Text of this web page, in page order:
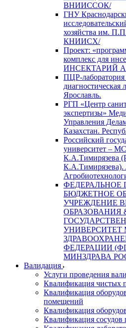
ВНИИССОК/
ГНУ
хозяйства им.
КНИИСХ/
Проект:
комплекс для
ИНСЕКТАРИЙ
ПЦР-
диагностическая
Ярославль.
РГП «Центр
экспертизы»
Управления
Казахстан.
Российский
университет –
К.А.Тимирязева
К.А.Тимирязева).
ФЕДЕРАЛЬНОЕ
БЮДЖЕТНОЕ
УЧРЕЖДЕНИЕ
ОБРАЗОВАНИЯ
УНИВЕРСИТЕТ
ФЕДЕРАЦИИ
МИНЗДРАВА
Валидация
Услуги проведения
Квалификация чистых
Квалификация
помещений
Квалификация
Квалификация сосудов